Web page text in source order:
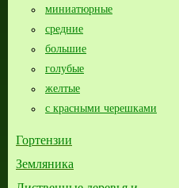
миниатюрные
средние
большие​
голубые
желтые
с красными черешками
Гортензии
Земляника